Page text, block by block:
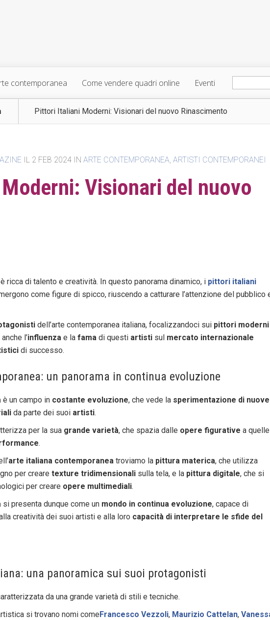
contemporanea Come vendere quadri online Eventi
Pittori Italiani Moderni: Visionari del nuovo Rinascimento
IL 2 FEB 2024 IN ARTE CONTEMPORANEA, ARTISTI CONTEMPORANEI
Visionari del nuovo
è ricca di talento e creatività. In questo panorama dinamico, i pittori italiani
come figure di spicco, riuscendo a catturare l’attenzione del pubblico
dell’arte contemporanea italiana, focalizzandoci sui pittori moderni
l’influenza e la fama di questi artisti sul mercato internazionale
di successo.
un panorama in continua evoluzione
è un campo in costante evoluzione, che vede la sperimentazione di nuove
da parte dei suoi artisti.
per la sua grande varietà, che spazia dalle opere figurative a quelle
.
arte italiana contemporanea troviamo la pittura materica, che utilizza
per creare texture tridimensionali sulla tela, e la pittura digitale, che si
per creare opere multimediali.
si presenta dunque come un mondo in continua evoluzione, capace di
creatività dei suoi artisti e alla loro capacità di interpretare le sfide del
una panoramica sui suoi protagonisti
da una grande varietà di stili e tecniche.
si trovano nomi come Francesco Vezzoli, Maurizio Cattelan,